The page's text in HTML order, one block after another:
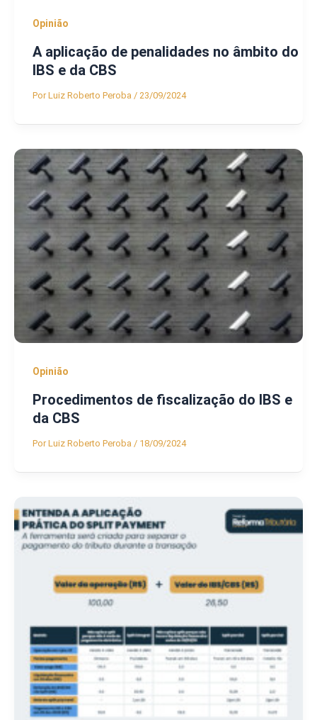
Opinião
A aplicação de penalidades no âmbito do
IBS e da CBS
PorLuiz Roberto Peroba / 23/09/2024
Opinião
Procedimentos de fiscalização do IBS e
da CBS
PorLuiz Roberto Peroba / 18/09/2024